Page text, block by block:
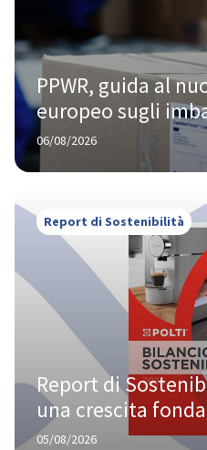
PPWR, guida al
europeo sugli
06/08/2026
Report di Sostenibilità
Report di
una crescita
e responsabilità
05/08/2026